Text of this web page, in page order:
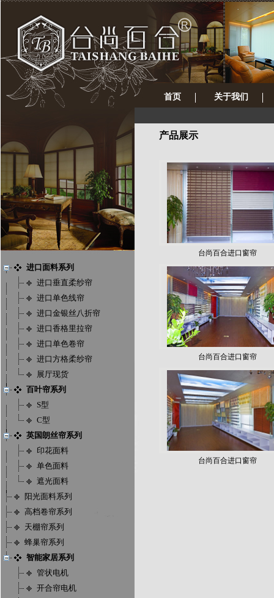
首页 关于我们
进口面料系列
进口垂直柔纱帘
进口单色线帘
进口金银丝八折帘
进口香格里拉帘
进口单色卷帘
进口方格柔纱帘
展厅现货
百叶帘系列
S型
C型
英国朗丝帘系列
印花面料
单色面料
遮光面料
阳光面料系列
高档卷帘系列
天棚帘系列
蜂巢帘系列
智能家居系列
管状电机
开合帘电机
产品展示
台尚百合进口窗帘
台尚百合进口窗帘
台尚百合进口窗帘